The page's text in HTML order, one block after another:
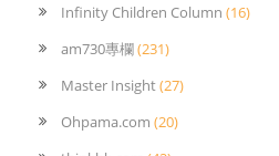
Infinity Children Column (16)
am730專欄(231)
Master Insight(27)
Ohpama.com (20)